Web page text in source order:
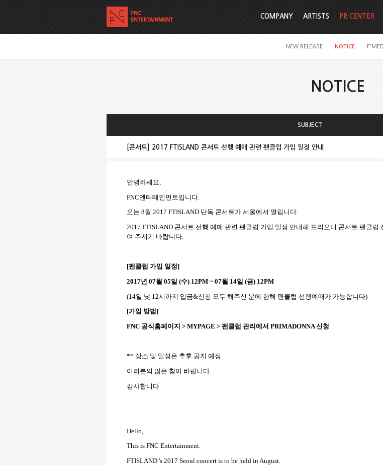
COMPANY ARTISTS PR CENTER
NEW RELEASE NOTICE
NOTICE
SUBJECT
[콘서트] 2017 FTISLAND 콘서트 선행 예매 관련 팬클럽 가입 일정 안내
안녕하세요,
FNC엔터테인먼트입니다
오는 8월 2017 FTISLAND 단독 콘서트가 서울에서 열립니다.
2017 FTISLAND 콘서트 선행 예매 관련 팬클럽 가입 일정 안내해 드리오니 콘서트 팬클럽
여 주시기 바랍니다
[팬클럽 가입 일정]
2017년 07월 05일 (수) 12PM ~ 07월 14일 (금) 12PM
(14일 낮 12시까지 입금&신청 모두 해주신 분에 한해 팬클럽 선행예매가 가능합니다)
[가입 방법 ]
FNC 공식홈페이지 > MYPAGE > 팬클럽 관리에서 PRIMADONNA신청
** 장소 및 일정은 추후 공지 예정
여러분의 많은 참여 바랍니다
감사합니다
Hello,
This is FNC Entertainment.
FTISLAND 's 2017 Seoul concert is to be held in August.